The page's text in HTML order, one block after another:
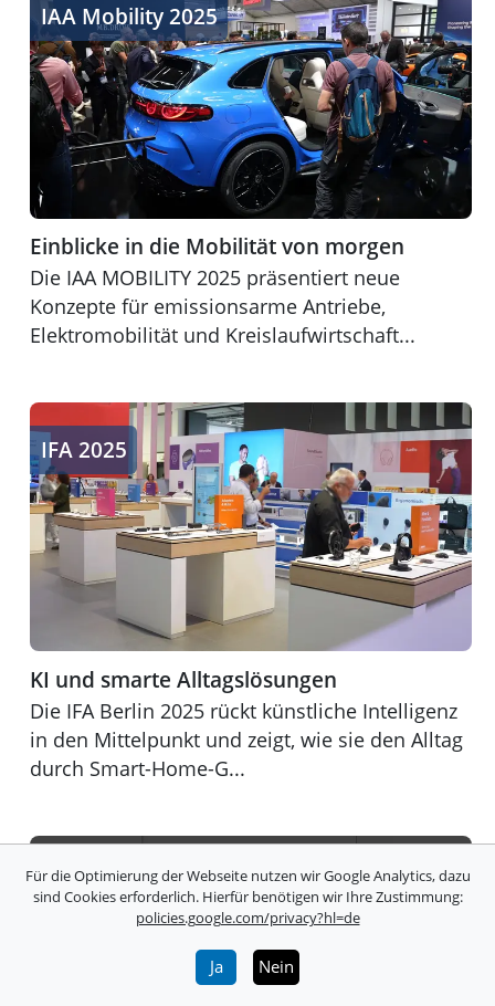
IAA Mobility 2025
Einblicke in die Mobilität von morgen
Die IAA MOBILITY 2025 präsentiert neue
Konzepte für emissionsarme Antriebe,
Elektromobilität und Kreislaufwirtschaft...
KI und smarte Alltagslösungen
IFA 2025
KI und smarte Alltagslösungen
Die IFA Berlin 2025 rückt künstliche Intelligenz
in den Mittelpunkt und zeigt, wie sie den Alltag
durch Smart-Home-G...
Für die Optimierung der Webseite nutzen wir Google Analytics, dazu
sind Cookies erforderlich. Hierfür benötigen wir Ihre Zustimmung:
policies.google.com/privacy?hl=de
Ja Nein